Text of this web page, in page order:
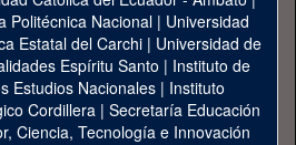
Politécnica Nacional| Universidad
Estatal del Carchi| Universidad de
Espíritu Santo | Instituto de
Estudios Nacionales | Instituto
Cordillera | Secretaría Educación
Ciencia, Tecnología e Innovación